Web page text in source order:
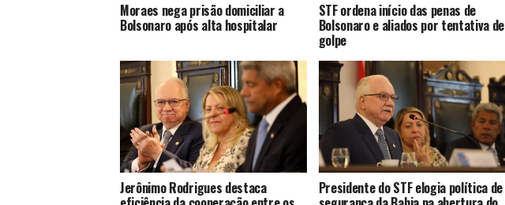
Moraes nega prisão domiciliar a
Bolsonaro após alta hospitalar
STF ordena início das penas de
Bolsonaro e aliados por tentativa de
golpe
Jerônimo Rodrigues destaca Presidente do STF elogia política de